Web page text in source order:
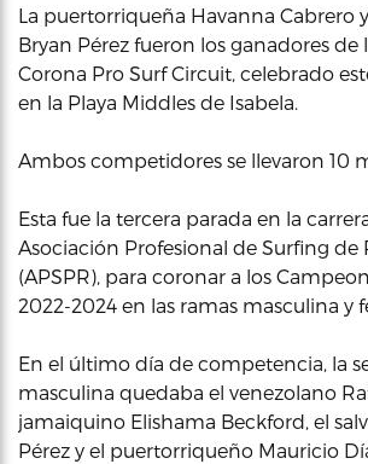
La puertorriqueña Havanna Cabrero
Bryan Pérez fueron los ganadores de
Corona Pro Surf Circuit, celebrado
en la Playa Middles de Isabela.
Ambos competidores se llevaron 10
Esta fue la tercera parada en la
Asociación Profesional de Surfing de
(APSPR), para coronar a los
2022-2024 en las ramas masculina y
En el último día de competencia, la
masculina quedaba el venezolano
jamaiquino Elishama Beckford, el
Pérez y el puertorriqueño Mauricio